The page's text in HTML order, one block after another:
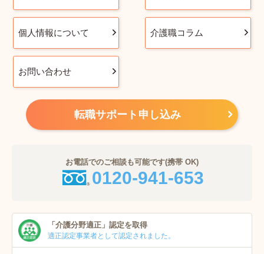
個人情報について 介護職コラム
お問い合わせ
転職サポート申し込み
お電話でのご相談も可能です(携帯 OK)
0120-941-653
「介護分野適正」 認定を取得
適正認定事業者として認定されました。